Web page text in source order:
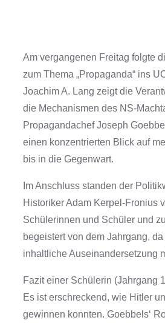
Am vergangenen Freitag folgte
zum Thema „Propaganda“ ins
Joachim A. Lang zeigt die
die Mechanismen des NS-
Propagandachef Joseph
einen konzentrierten Blick auf
bis in die Gegenwart.
Im Anschluss standen der
Historiker Adam Kerpel-Fronius
Schülerinnen und Schüler und
begeistert von dem Jahrgang,
inhaltliche Auseinandersetzung
Fazit einer Schülerin (Jahrgang
Es ist erschreckend, wie Hitler
gewinnen konnten. Goebbels‘